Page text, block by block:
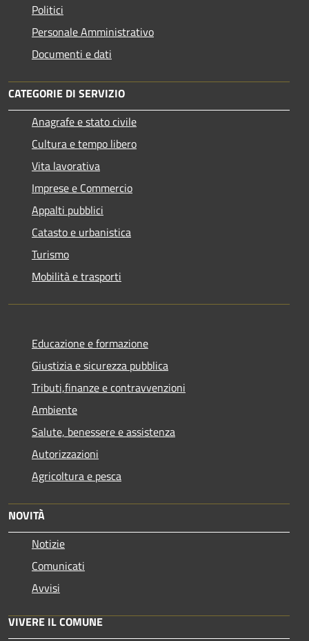
Politici
Personale Amministrativo
Documenti e dati
CATEGORIE DI SERVIZIO
Anagrafe e stato civile
Cultura e tempo libero
Vita lavorativa
Imprese e Commercio
Appalti pubblici
Catasto e urbanistica
Turismo
Mobilità e trasporti
Educazione e formazione
Giustizia e sicurezza pubblica
Tributi,finanze e contravvenzioni
Ambiente
Salute, benessere e assistenza
Autorizzazioni
Agricoltura e pesca
NOVITÀ
Notizie
Comunicati
Avvisi
VIVERE IL COMUNE